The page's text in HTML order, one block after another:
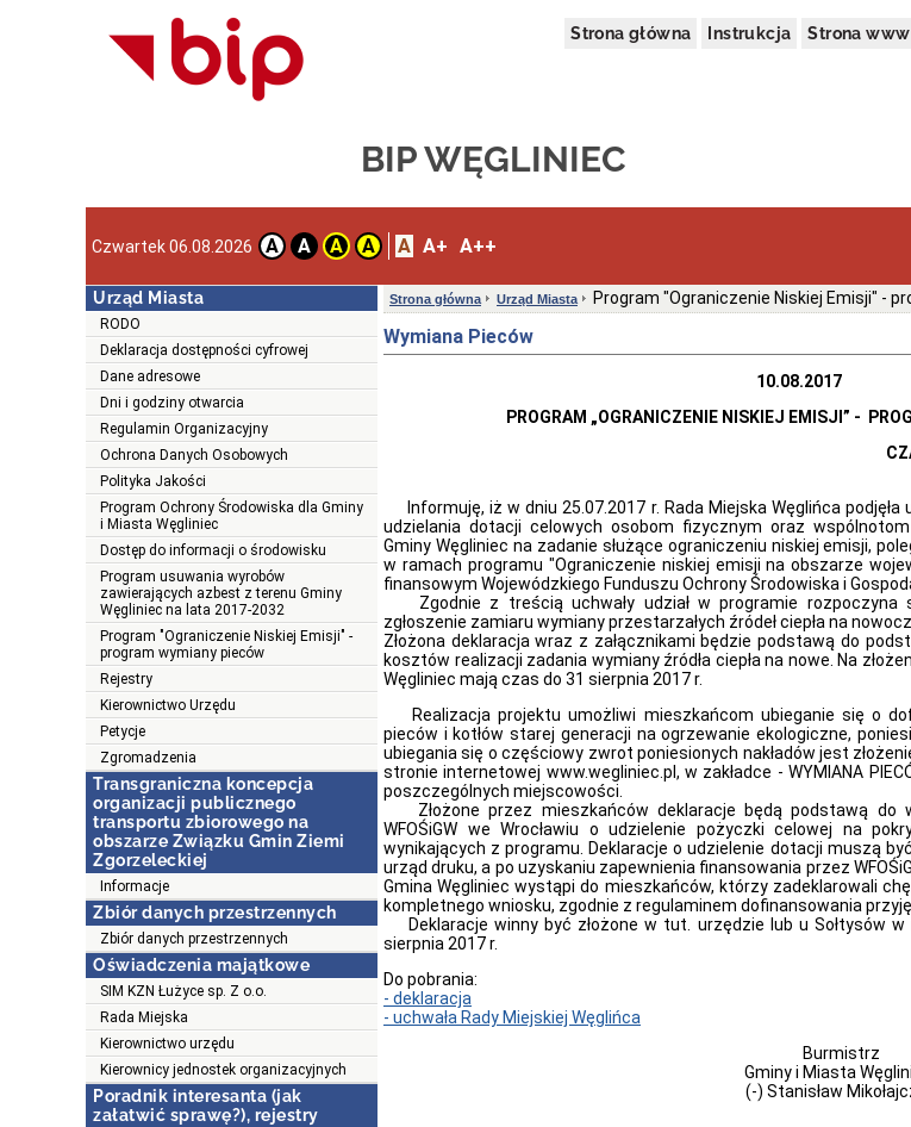
Strona główna Instrukcja Strona www
BIP WĘGLINIEC
Czwartek 06.08.2026 A A A A A A+ A++
Urząd Miasta
RODO
Deklaracja dostępności cyfrowej
Dane adresowe
Dni i godziny otwarcia
Regulamin Organizacyjny
Ochrona Danych Osobowych
Polityka Jakości
Program Ochrony Środowiska dla Gminy
i Miasta Węgliniec
Dostęp do informacji o środowisku
Program usuwania wyrobów
zawierających azbest z terenu Gminy
Węgliniec na lata 2017-2032
Program "Ograniczenie Niskiej Emisji" -
program wymiany pieców
Rejestry
Kierownictwo Urzędu
Petycje
Zgromadzenia
Transgraniczna koncepcja
organizacji publicznego
transportu zbiorowego na
obszarze Związku Gmin Ziemi
Zgorzeleckiej
Informacje
Zbiór danych przestrzennych
Zbiór danych przestrzennych
Oświadczenia majątkowe
SIM KZN Łużyce sp. Z o.o.
Rada Miejska
Kierownictwo urzędu
Kierownicy jednostek organizacyjnych
Poradnik interesanta (jak
załatwić sprawę?), rejestry
Strona główna Urząd Miasta Program "Ograniczenie Niskiej Emisji" -
Wymiana Pieców
10.08.2017
PROGRAM „OGRANICZENIE NISKIEJ EMISJI” -
CZAS NA SKŁADANIE
Informuję, iż w dniu 25.07.2017 r. Rada Miejska Węglińca podjęła
udzielania dotacji celowych osobom fizycznym oraz
Gminy Węgliniec na zadanie służące ograniczeniu niskiej emisji,
w ramach programu "Ograniczenie niskiej emisji na obszarze
finansowym Wojewódzkiego Funduszu Ochrony Środowiska i
Zgodnie z treścią uchwały udział w programie rozpoczyna
zgłoszenie zamiaru wymiany przestarzałych źródeł ciepła na
Złożona deklaracja wraz z załącznikami będzie podstawą do
kosztów realizacji zadania wymiany źródła ciepła na nowe. Na
Węgliniec mają czas do 31 sierpnia 2017 r.
Realizacja projektu umożliwi mieszkańcom ubieganie się o
pieców i kotłów starej generacji na ogrzewanie ekologiczne,
ubiegania się o częściowy zwrot poniesionych nakładów jest
stronie internetowej www.wegliniec.pl, w zakładce - WYMIANA
poszczególnych miejscowości.
Złożone przez mieszkańców deklaracje będą podstawą do
WFOŚiGW we Wrocławiu o udzielenie pożyczki celowej na
wynikających z programu. Deklaracje o udzielenie dotacji muszą
urząd druku, a po uzyskaniu zapewnienia finansowania przez
Gmina Węgliniec wystąpi do mieszkańców, którzy zadeklarowali
kompletnego wniosku, zgodnie z regulaminem dofinansowania
Deklaracje winny być złożone w tut. urzędzie lub u Sołtysów
sierpnia 2017 r.
Do pobrania:
- deklaracja
- uchwała Rady Miejskiej Węglińca
Burmistrz
Gminy i Miasta
(-) Stanisław